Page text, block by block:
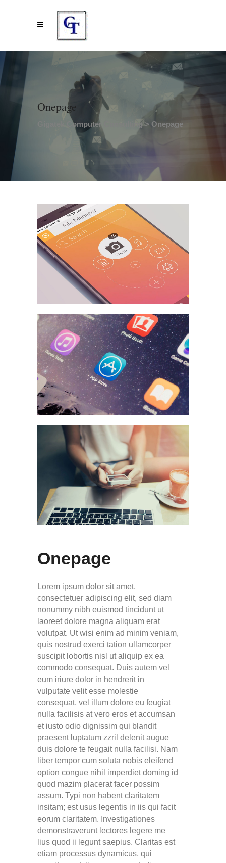
Onepage
Gigatek Computer Consulting> Onepage
Onepage
Lorem ipsum dolor sit amet,
consectetuer adipiscing elit, sed diam
nonummy nibh euismod tincidunt ut
laoreet dolore magna aliquam erat
volutpat. Ut wisi enim ad minim veniam,
quis nostrud exerci tation ullamcorper
suscipit lobortis nisl ut aliquip ex ea
commodo consequat. Duis autem vel
eum iriure dolor in hendrerit in
vulputate velit esse molestie
consequat, vel illum dolore eu feugiat
nulla facilisis at vero eros et accumsan
et iusto odio dignissim qui blandit
praesent luptatum zzril delenit augue
duis dolore te feugait nulla facilisi. Nam
liber tempor cum soluta nobis eleifend
option congue nihil imperdiet doming id
quod mazim placerat facer possim
assum. Typi non habent claritatem
insitam; est usus legentis in iis qui facit
eorum claritatem. Investigationes
demonstraverunt lectores legere me
lius quod ii legunt saepius. Claritas est
etiam processus dynamicus, qui